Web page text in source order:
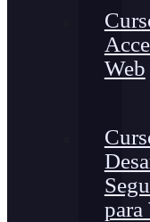
Web
para